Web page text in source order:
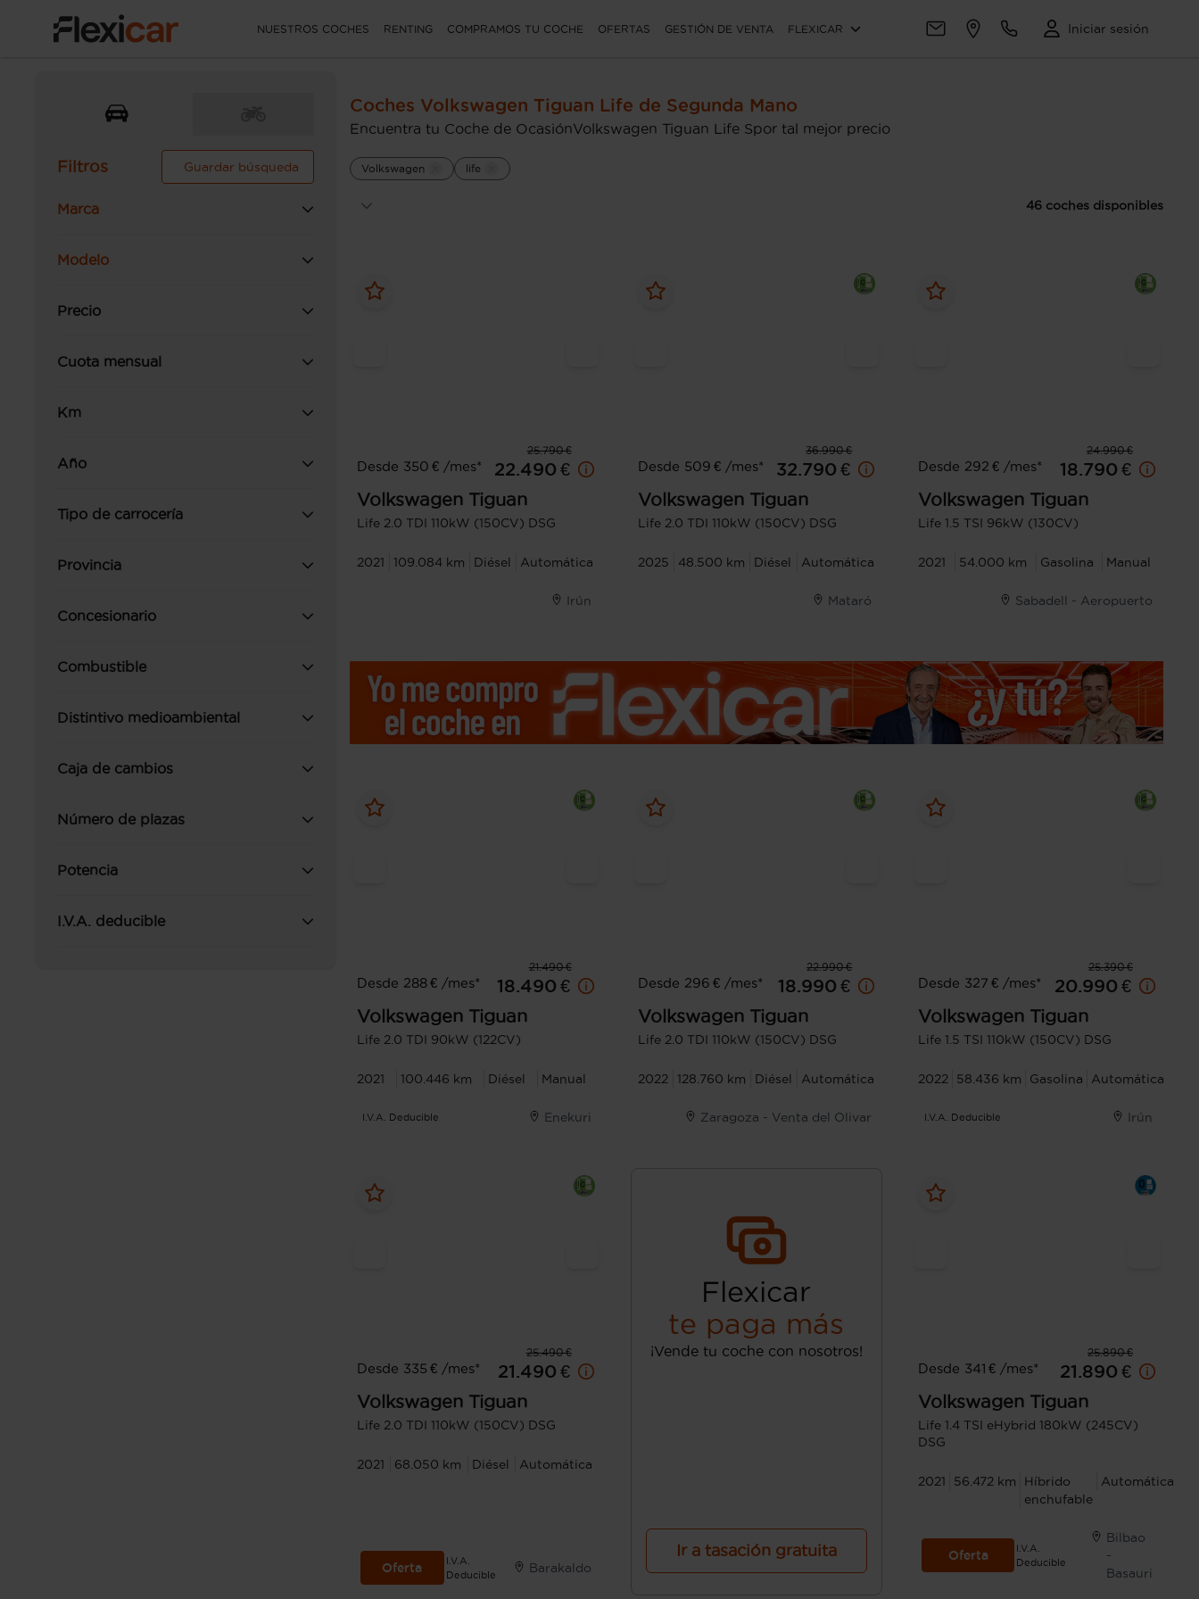
NUESTROS COCHES RENTING COMPRAMOS TU COCHE OFERTAS GESTIÓN DE VENTA FLEXICAR Iniciar sesión
Filtros Guardar búsqueda
Marca
Modelo
Precio
Cuota mensual
Km
Año
Tipo de carrocería
Provincia
Concesionario
Combustible
Distintivo medioambiental
Caja de cambios
Número de plazas
Potencia
I.V.A. deducible
Coches Volkswagen Tiguan Life de Segunda Mano
Encuentra tu Coche de OcasiónVolkswagen Tiguan Life Spor tal mejor precio
Volkswagen life
46 coches disponibles
25.790 €
Desde 350 € /mes*
22.490 €
Volkswagen Tiguan
Life 2.0 TDI 110kW (150CV) DSG
2021 109.084 km Diésel Automática
Irún
36.990 €
Desde 509 € /mes*
32.790 €
Volkswagen Tiguan
Life 2.0 TDI 110kW (150CV) DSG
2025 48.500 km Diésel Automática
Mataró
24.990 €
Desde 292 € /mes*
18.790 €
Volkswagen Tiguan
Life 1.5 TSI 96kW (130CV)
2021 54.000 km Gasolina Manual
Sabadell - Aeropuerto
21.490 €
Desde 288 € /mes*
18.490 €
Volkswagen Tiguan
Life 2.0 TDI 90kW (122CV)
2021 100.446 km Diésel Manual
I.V.A. Deducible Enekuri
22.990 €
Desde 296 € /mes*
18.990 €
Volkswagen Tiguan
Life 2.0 TDI 110kW (150CV) DSG
2022 128.760 km Diésel Automática
Zaragoza - Venta del Olivar
25.390 €
Desde 327 € /mes*
20.990 €
Volkswagen Tiguan
Life 1.5 TSI 110kW (150CV) DSG
2022 58.436 km Gasolina Automática
I.V.A. Deducible Irún
25.490 €
Desde 335 € /mes*
21.490 €
Volkswagen Tiguan
Life 2.0 TDI 110kW (150CV) DSG
2021 68.050 km Diésel Automática
Oferta
I.V.A.
Deducible
Barakaldo
Flexicar
te paga más
¡Vende tu coche con nosotros!
Ir a tasación gratuita
25.890 €
Desde 341 € /mes*
21.890 €
Volkswagen Tiguan
Life 1.4 TSI eHybrid 180kW (245CV)
DSG
2021 56.472 km
Híbrido
enchufable
Automática
Oferta
I.V.A.
Deducible
Bilbao
-
Basauri